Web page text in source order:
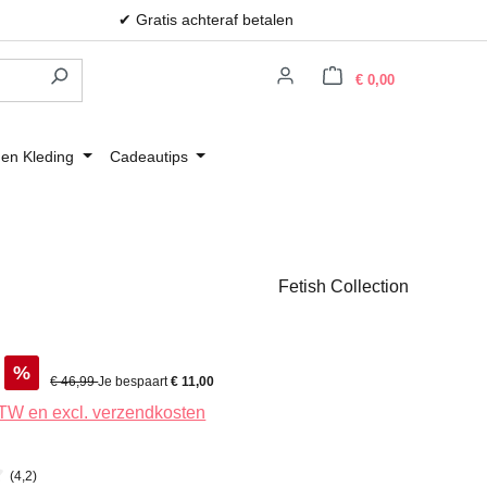
✔ Gratis achteraf betalen
€ 0,00
Kleding Cadeautips
Fetish Collection
% Normale prijs:
€ 46,99Je bespaart€ 11,00
en excl. verzendkosten
(4,2)